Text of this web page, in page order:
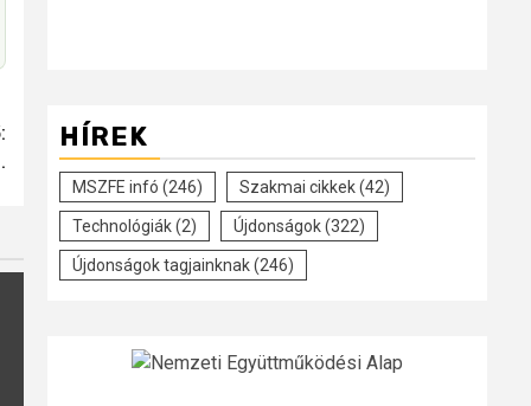
HÍREK
MSZFE infó (246) Szakmai cikkek(42)
Technológiák(2) Újdonságok(322)
Újdonságok tagjainknak(246)